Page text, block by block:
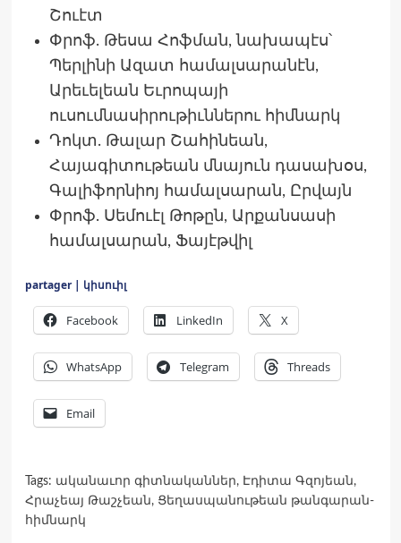
Շուէտ
Փրոֆ. Թեսա Հոֆման, նախապէս՝
Պերլինի Ազատ համալսարանէն,
Արեւելեան Եւրոպայի
ուսումնասիրութիւններու հիմնարկ
Դոկտ. Թալար Շահինեան,
Հայագիտութեան մնայուն դասախօս,
Գալիֆորնիոյ համալսարան, Ըրվայն
Փրոֆ. Սեմուէլ Թոթըն, Արքանսասի
համալսարան, Ֆայէթվիլ
partager | կիսուիլ
Facebook LinkedIn X
WhatsApp Telegram Threads
Email
Tags: ականաւոր գիտնականներ, Էդիտա Գզոյեան,
Հրաչեայ Թաշչեան, Ցեղասպանութեան թանգարան-
հիմնարկ